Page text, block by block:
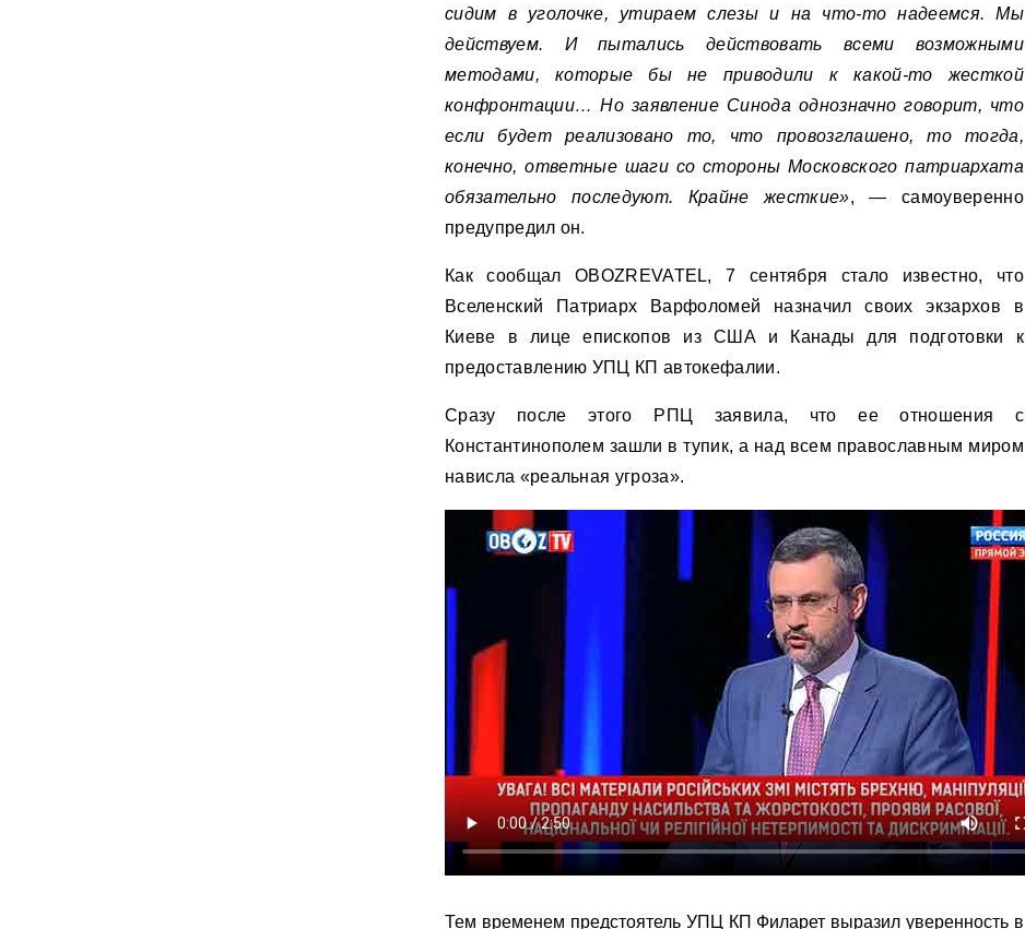
сидим в уголочке, утираем слезы и на что-то надеемся. Мы
действуем. И пытались действовать всеми возможными
методами, которые бы не приводили к какой-то жесткой
конфронтации… Но заявление Синода однозначно говорит, что
если будет реализовано то, что провозглашено, то тогда,
конечно, ответные шаги со стороны Московского патриархата
обязательно последуют. Крайне жесткие», — самоуверенно
предупредил он.
Как сообщал OBOZREVATEL, 7 сентября стало известно, что
Вселенский Патриарх Варфоломей назначил своих экзархов в
Киеве в лице епископов из США и Канады для подготовки к
предоставлению УПЦ КП автокефалии.
Сразу после этого РПЦ заявила, что ее отношения с
Константинополем зашли в тупик, а над всем православным миром
нависла «реальная угроза».
Тем временем предстоятель УПЦ КП Филарет выразил уверенность в